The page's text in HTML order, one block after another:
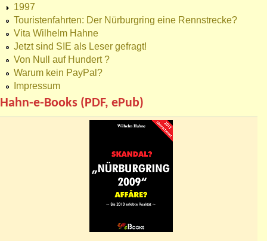
1997
Touristenfahrten: Der Nürburgring eine Rennstrecke?
Vita Wilhelm Hahne
Jetzt sind SIE als Leser gefragt!
Von Null auf Hundert ?
Warum kein PayPal?
Impressum
Hahn-e-Books (PDF, ePub)